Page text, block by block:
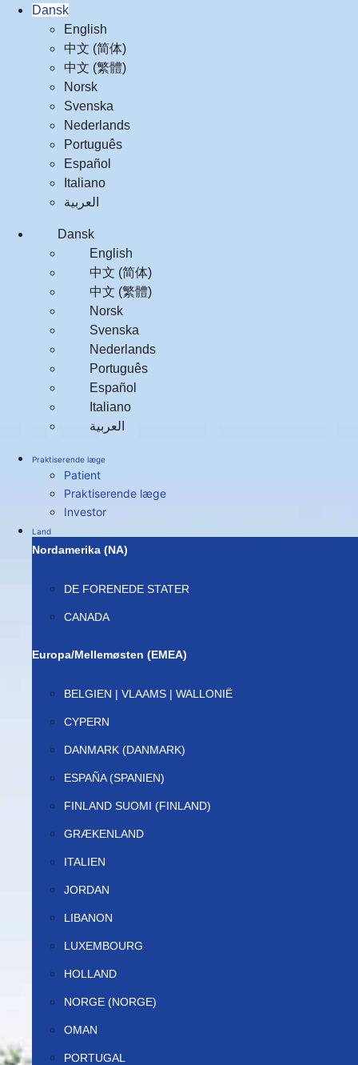
Dansk
English
中文 (简体)
中文 (繁體)
Norsk
Svenska
Nederlands
Português
Español
Italiano
العربية‏
Dansk
English
中文 (简体)
中文 (繁體)
Norsk
Svenska
Nederlands
Português
Español
Italiano
العربية‏
Praktiserende læge
Patient
Praktiserende læge
Investor
Land
Nordamerika (NA)
DE FORENEDE STATER
CANADA
Europa/Mellemøsten (EMEA)
BELGIEN | VLAAMS | WALLONIË
CYPERN
DANMARK (DANMARK)
ESPAÑA (SPANIEN)
FINLAND SUOMI (FINLAND)
GRÆKENLAND
ITALIEN
JORDAN
LIBANON
LUXEMBOURG
HOLLAND
NORGE (NORGE)
OMAN
PORTUGAL